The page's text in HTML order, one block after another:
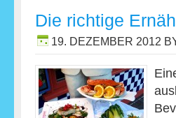
Die richtige
19. DEZEMBER 2012